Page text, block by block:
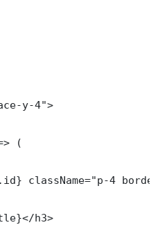
y-4">
(
className="p-4
h3>